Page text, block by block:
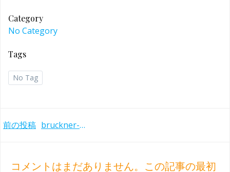
Category
No Category
Tags
No Tag
Post
前の投稿 bruckner-sym9-haitink-rco-1981
コメントはまだありません。この記事の最初